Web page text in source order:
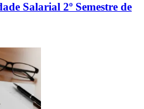
Salarial 2º Semestre de